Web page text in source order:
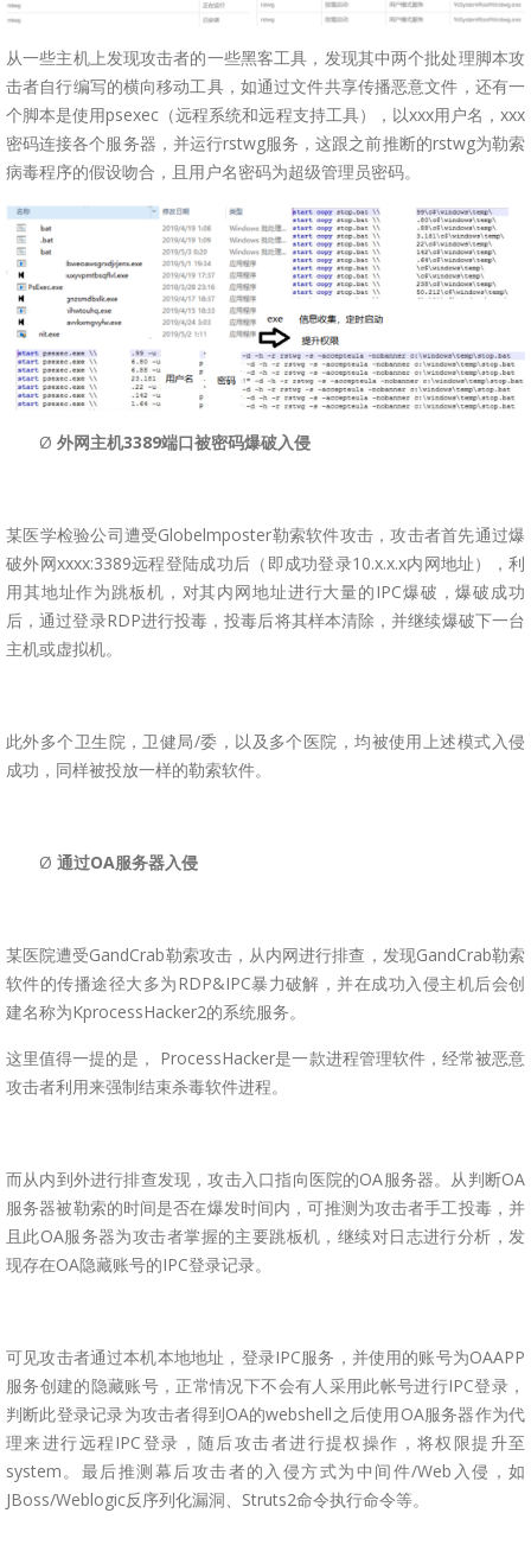
从一些主机上发现攻击者的一些黑客工具，发现其中两个批处理脚本攻
击者自行编写的横向移动工具，如通过文件共享传播恶意文件，还有一
个脚本是使用psexec（远程系统和远程支持工具），以xxx用户名，xxx
密码连接各个服务器，并运行rstwg服务，这跟之前推断的rstwg为勒索
病毒程序的假设吻合，且用户名密码为超级管理员密码。
Ø 外网主机3389端口被密码爆破入侵
某医学检验公司遭受Globelmposter勒索软件攻击，攻击者首先通过爆
破外网xxxx:3389远程登陆成功后（即成功登录10.x.x.x内网地址），利
用其地址作为跳板机，对其内网地址进行大量的IPC爆破，爆破成功
后，通过登录RDP进行投毒，投毒后将其样本清除，并继续爆破下一台
主机或虚拟机。
此外多个卫生院，卫健局/委，以及多个医院，均被使用上述模式入侵
成功，同样被投放一样的勒索软件。
Ø 通过OA服务器入侵
某医院遭受GandCrab勒索攻击，从内网进行排查，发现GandCrab勒索
软件的传播途径大多为RDP&IPC暴力破解，并在成功入侵主机后会创
建名称为KprocessHacker2的系统服务。
这里值得一提的是， ProcessHacker是一款进程管理软件，经常被恶意
攻击者利用来强制结束杀毒软件进程。
而从内到外进行排查发现，攻击入口指向医院的OA服务器。从判断OA
服务器被勒索的时间是否在爆发时间内，可推测为攻击者手工投毒，并
且此OA服务器为攻击者掌握的主要跳板机，继续对日志进行分析，发
现存在OA隐藏账号的IPC登录记录。
可见攻击者通过本机本地地址，登录IPC服务，并使用的账号为OAAPP
服务创建的隐藏账号，正常情况下不会有人采用此帐号进行IPC登录，
判断此登录记录为攻击者得到OA的webshell之后使用OA服务器作为代
理来进行远程IPC登录，随后攻击者进行提权操作，将权限提升至
system。最后推测幕后攻击者的入侵方式为中间件/Web入侵，如
JBoss/Weblogic反序列化漏洞、Struts2命令执行命令等。